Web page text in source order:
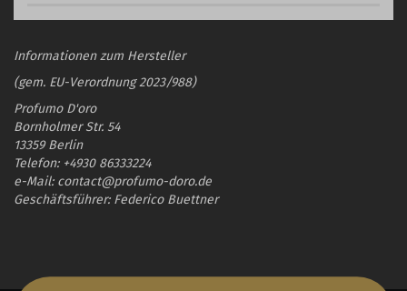
Informationen zum Hersteller
(gem. EU-Verordnung 2023/988)
Profumo D'oro
Bornholmer Str. 54
13359 Berlin
Telefon: +4930 86333224
e-Mail: contact@profumo-doro.de
Geschäftsführer: Federico Buettner